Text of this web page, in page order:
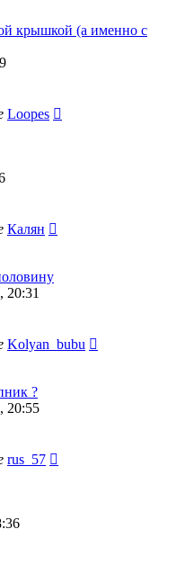
крышкой (а именно с
Loopes
Калян
20:31
Kolyan_bubu
?
20:55
rus_57